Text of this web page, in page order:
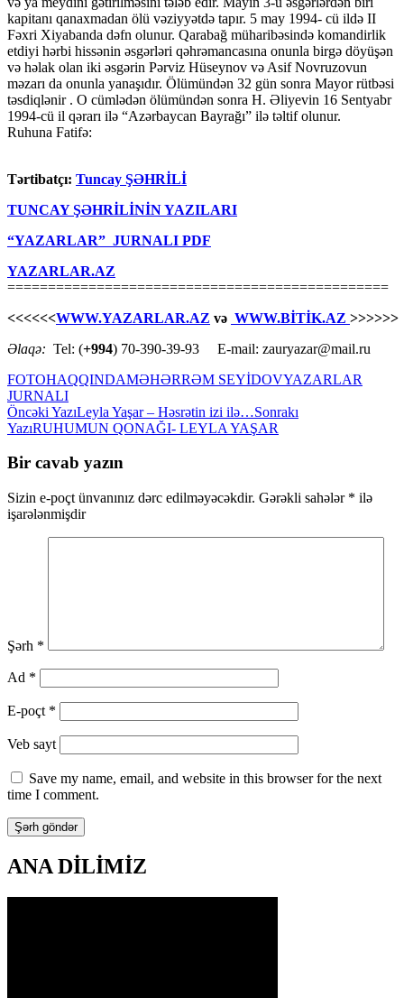
kapitanı qanaxmadan ölü vəziyyətdə tapır. 5 may 1994- cü ildə II
Fəxri Xiyabanda dəfn olunur. Qarabağ müharibəsində komandirlik
etdiyi hərbi hissənin əsgərləri qəhrəmancasına onunla birgə döyüşən
və həlak olan iki əsgərin Pərviz Hüseynov və Asif Novruzovun
məzarı da onunla yanaşıdır. Ölümündən 32 gün sonra Mayor rütbəsi
təsdiqlənir . O cümlədən ölümündən sonra H. Əliyevin 16 Sentyabr
1994-cü il qərarı ilə “Azərbaycan Bayrağı” ilə təltif olunur.
Ruhuna Fatifə:
Tərtibatçı: Tuncay ŞƏHRİLİ
TUNCAY ŞƏHRİLİNİN YAZILARI
“YAZARLAR” JURNALI PDF
YAZARLAR.AZ
===============================================
<<<<<<WWW.YAZARLAR.AZ və WWW.BİTİK.AZ >>>>>>
Əlaqə: Tel: (+994) 70-390-39-93 E-mail: zauryazar@mail.ru
FOTOHAQQINDAMƏHƏRRƏM SEYİDOVYAZARLAR
JURNALI
Yazılar
üzrə
naviqasiya
Öncəki YazıLeyla Yaşar – Həsrətin izi ilə…Sonrakı
YazıRUHUMUN QONAĞI- LEYLA YAŞAR
Bir cavab yazın
Sizin e-poçt ünvanınız dərc edilməyəcəkdir. Gərəkli sahələr * ilə
işarələnmişdir
Şərh *
Ad *
E-poçt *
Veb sayt
Save my name, email, and website in this browser for the next
time I comment.
ANA DİLİMİZ